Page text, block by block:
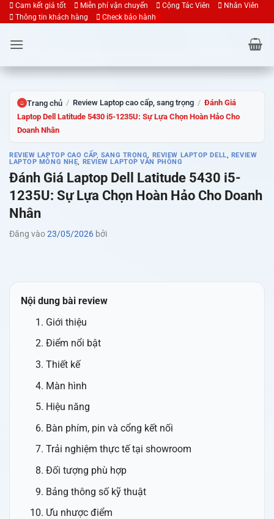
Bỏ
qua
nội
dung
Cam kết giá tốt Miễn phí vận chuyển Cộng Tác Viên
Nhân Viên
Thông tin khách hàng
Check bảo hành
⌂ Trang chủ / Review Laptop cao cấp, sang trọng / Đánh Giá
Laptop Dell Latitude 5430 i5-1235U: Sự Lựa Chọn Hoàn Hảo Cho
Doanh Nhân
REVIEW LAPTOP CAO CẤP, SANG TRỌNG, REVIEW LAPTOP DELL, REVIEW
LAPTOP MỎNG NHẸ, REVIEW LAPTOP VĂN PHÒNG
Đánh Giá Laptop Dell Latitude 5430 i5-
1235U: Sự Lựa Chọn Hoàn Hảo Cho Doanh
Nhân
Đăng vào23/05/2026 bởi
Nội dung bài review
Giới thiệu
Điểm nổi bật
Thiết kế
Màn hình
Hiệu năng
Bàn phím, pin và cổng kết nối
Trải nghiệm thực tế tại showroom
Đối tượng phù hợp
Bảng thông số kỹ thuật
Ưu nhược điểm